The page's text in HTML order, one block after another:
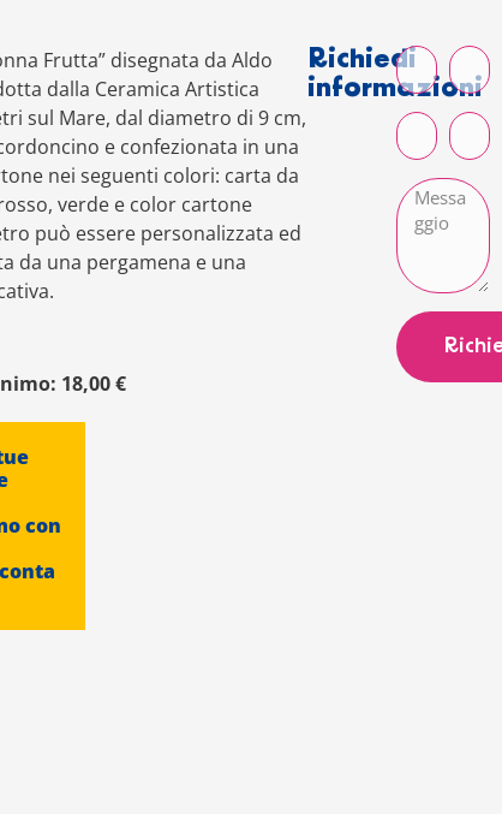
Frutta” disegnata da Aldo
dalla Ceramica Artistica
sul Mare, dal diametro di 9 cm,
e confezionata in una
nei seguenti colori: carta da
verde e color cartone
può essere personalizzata ed
da una pergamena e una
18,00 €
con
Richiedi
informazioni